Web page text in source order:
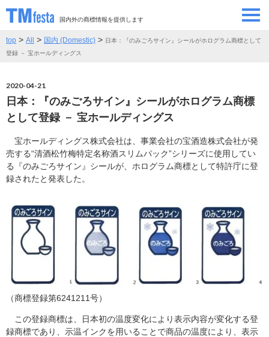
国内外の商標情報を提供します
SEMINAR/EVENT
CONTRIBUTORS 情報提供者
CONTACT お問い合わせ
top > All > 国内 (Domestic) > 日本：『のみごろサイン』シールがホログラム商標として
登録 － 宝ホールディングス
2020-04-21
日本：『のみごろサイン』シールがホログラム商標
として登録 － 宝ホールディングス
宝ホールディングス株式会社は、事業会社の宝酒造株式会社が発
売する“清酒松竹梅特定名称酒スリムパック”シリーズに使用してい
る『のみごろサイン』シールが、ホログラム商標として特許庁に登
録されたと発表した。
（商標登録第6241211号）
この登録商標は、日本初の温度変化により表示内容が変化する登
録商標であり、示温インクを用いることで商品の温度により、表示